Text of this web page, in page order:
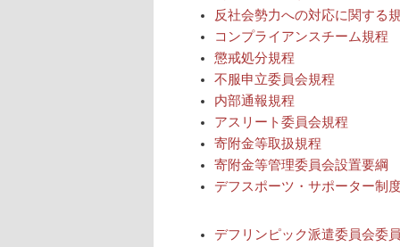
反社会勢力への対応に関する
コンプライアンスチーム規程
懲戒処分規程
不服申立委員会規程
内部通報規程
アスリート委員会規程
寄附金等取扱規程
寄附金等管理委員会設置要綱
デフスポーツ・サポーター制
デフリンピック派遣委員会委